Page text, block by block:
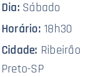
Dia: Sábado
Horário: 18h30
Cidade: Ribeirão
Preto-SP